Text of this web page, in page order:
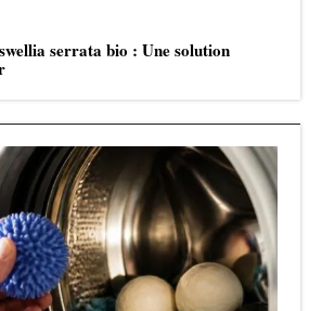
serrata bio : Une solution